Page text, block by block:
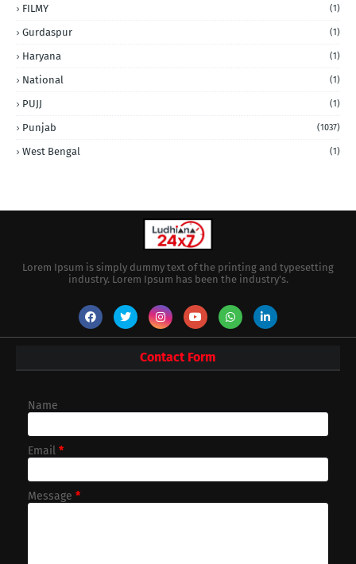
FILMY (1)
Gurdaspur (1)
Haryana (1)
National (1)
PUJJ (1)
Punjab (1037)
West Bengal (1)
Lorem Ipsum is simply dummy text of the printing and typesetting
industry. Lorem Ipsum has been the industry's.
Contact Form
Name
Email *
Message *